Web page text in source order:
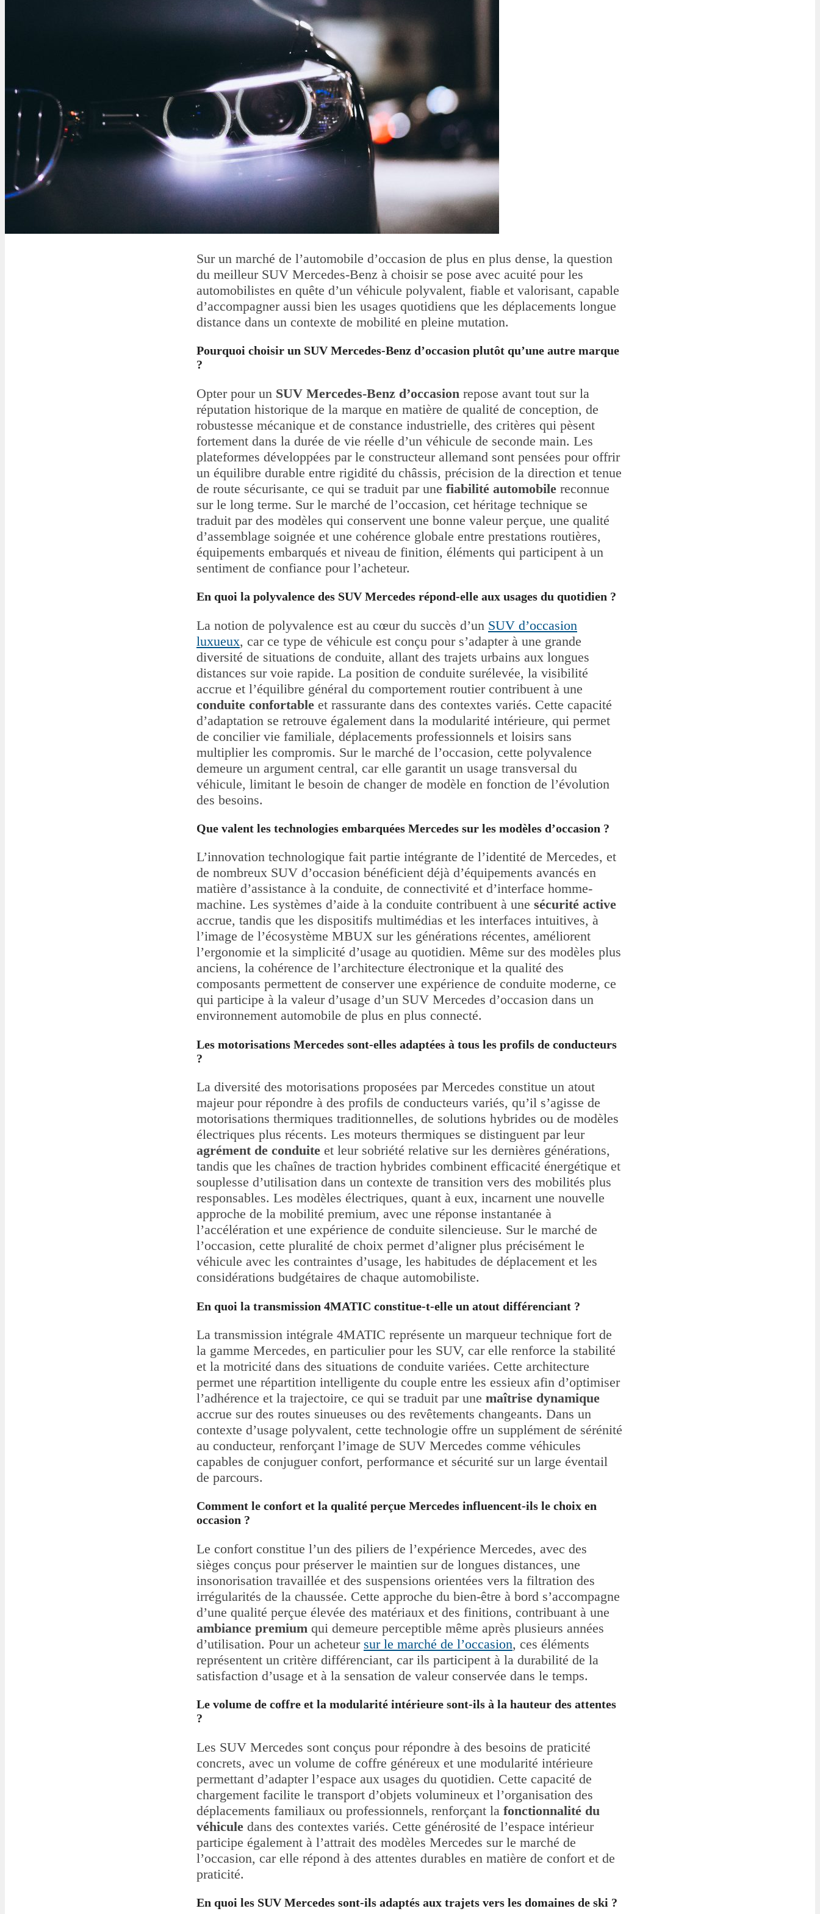
Sur un marché de l’automobile d’occasion de plus en plus dense, la question
du meilleur SUV Mercedes-Benz à choisir se pose avec acuité pour les
automobilistes en quête d’un véhicule polyvalent, fiable et valorisant, capable
d’accompagner aussi bien les usages quotidiens que les déplacements longue
distance dans un contexte de mobilité en pleine mutation.
Pourquoi choisir un SUV Mercedes-Benz d’occasion plutôt qu’une autre marque
?
Opter pour un SUV Mercedes-Benz d’occasion repose avant tout sur la
réputation historique de la marque en matière de qualité de conception, de
robustesse mécanique et de constance industrielle, des critères qui pèsent
fortement dans la durée de vie réelle d’un véhicule de seconde main. Les
plateformes développées par le constructeur allemand sont pensées pour offrir
un équilibre durable entre rigidité du châssis, précision de la direction et tenue
de route sécurisante, ce qui se traduit par une fiabilité automobile reconnue
sur le long terme. Sur le marché de l’occasion, cet héritage technique se
traduit par des modèles qui conservent une bonne valeur perçue, une qualité
d’assemblage soignée et une cohérence globale entre prestations routières,
équipements embarqués et niveau de finition, éléments qui participent à un
sentiment de confiance pour l’acheteur.
En quoi la polyvalence des SUV Mercedes répond-elle aux usages du quotidien ?
La notion de polyvalence est au cœur du succès d’un SUV d’occasion
luxueux, car ce type de véhicule est conçu pour s’adapter à une grande
diversité de situations de conduite, allant des trajets urbains aux longues
distances sur voie rapide. La position de conduite surélevée, la visibilité
accrue et l’équilibre général du comportement routier contribuent à une
conduite confortable et rassurante dans des contextes variés. Cette capacité
d’adaptation se retrouve également dans la modularité intérieure, qui permet
de concilier vie familiale, déplacements professionnels et loisirs sans
multiplier les compromis. Sur le marché de l’occasion, cette polyvalence
demeure un argument central, car elle garantit un usage transversal du
véhicule, limitant le besoin de changer de modèle en fonction de l’évolution
des besoins.
Que valent les technologies embarquées Mercedes sur les modèles d’occasion ?
L’innovation technologique fait partie intégrante de l’identité de Mercedes, et
de nombreux SUV d’occasion bénéficient déjà d’équipements avancés en
matière d’assistance à la conduite, de connectivité et d’interface homme-
machine. Les systèmes d’aide à la conduite contribuent à une sécurité active
accrue, tandis que les dispositifs multimédias et les interfaces intuitives, à
l’image de l’écosystème MBUX sur les générations récentes, améliorent
l’ergonomie et la simplicité d’usage au quotidien. Même sur des modèles plus
anciens, la cohérence de l’architecture électronique et la qualité des
composants permettent de conserver une expérience de conduite moderne, ce
qui participe à la valeur d’usage d’un SUV Mercedes d’occasion dans un
environnement automobile de plus en plus connecté.
Les motorisations Mercedes sont-elles adaptées à tous les profils de conducteurs
?
La diversité des motorisations proposées par Mercedes constitue un atout
majeur pour répondre à des profils de conducteurs variés, qu’il s’agisse de
motorisations thermiques traditionnelles, de solutions hybrides ou de modèles
électriques plus récents. Les moteurs thermiques se distinguent par leur
agrément de conduite et leur sobriété relative sur les dernières générations,
tandis que les chaînes de traction hybrides combinent efficacité énergétique et
souplesse d’utilisation dans un contexte de transition vers des mobilités plus
responsables. Les modèles électriques, quant à eux, incarnent une nouvelle
approche de la mobilité premium, avec une réponse instantanée à
l’accélération et une expérience de conduite silencieuse. Sur le marché de
l’occasion, cette pluralité de choix permet d’aligner plus précisément le
véhicule avec les contraintes d’usage, les habitudes de déplacement et les
considérations budgétaires de chaque automobiliste.
En quoi la transmission 4MATIC constitue-t-elle un atout différenciant ?
La transmission intégrale 4MATIC représente un marqueur technique fort de
la gamme Mercedes, en particulier pour les SUV, car elle renforce la stabilité
et la motricité dans des situations de conduite variées. Cette architecture
permet une répartition intelligente du couple entre les essieux afin d’optimiser
l’adhérence et la trajectoire, ce qui se traduit par une maîtrise dynamique
accrue sur des routes sinueuses ou des revêtements changeants. Dans un
contexte d’usage polyvalent, cette technologie offre un supplément de sérénité
au conducteur, renforçant l’image de SUV Mercedes comme véhicules
capables de conjuguer confort, performance et sécurité sur un large éventail
de parcours.
Comment le confort et la qualité perçue Mercedes influencent-ils le choix en
occasion ?
Le confort constitue l’un des piliers de l’expérience Mercedes, avec des
sièges conçus pour préserver le maintien sur de longues distances, une
insonorisation travaillée et des suspensions orientées vers la filtration des
irrégularités de la chaussée. Cette approche du bien-être à bord s’accompagne
d’une qualité perçue élevée des matériaux et des finitions, contribuant à une
ambiance premium qui demeure perceptible même après plusieurs années
d’utilisation. Pour un acheteur sur le marché de l’occasion, ces éléments
représentent un critère différenciant, car ils participent à la durabilité de la
satisfaction d’usage et à la sensation de valeur conservée dans le temps.
Le volume de coffre et la modularité intérieure sont-ils à la hauteur des attentes
?
Les SUV Mercedes sont conçus pour répondre à des besoins de praticité
concrets, avec un volume de coffre généreux et une modularité intérieure
permettant d’adapter l’espace aux usages du quotidien. Cette capacité de
chargement facilite le transport d’objets volumineux et l’organisation des
déplacements familiaux ou professionnels, renforçant la fonctionnalité du
véhicule dans des contextes variés. Cette générosité de l’espace intérieur
participe également à l’attrait des modèles Mercedes sur le marché de
l’occasion, car elle répond à des attentes durables en matière de confort et de
praticité.
En quoi les SUV Mercedes sont-ils adaptés aux trajets vers les domaines de ski ?